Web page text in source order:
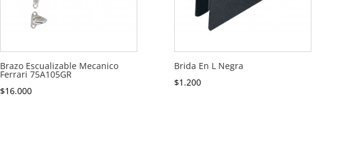
Brazo Escualizable Mecanico
Ferrari 75A105GR
$16.000
Brida En L Negra
$1.200